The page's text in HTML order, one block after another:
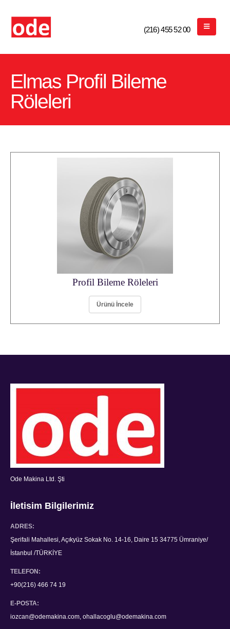
(216) 455 52 00
Elmas Profil Bileme
Röleleri
Profil Bileme Röleleri
Ürünü İncele
Ode Makina Ltd. Şti
İletisim Bilgilerimiz
ADRES:
Şerifali Mahallesi, Açıkyüz Sokak No. 14-16, Daire 15 34775 Ümraniye/
İstanbul /TÜRKİYE
TELEFON:
+90(216) 466 74 19
E-POSTA:
iozcan@odemakina.com, ohallacoglu@odemakina.com